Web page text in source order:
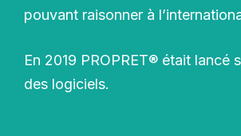
pouvant raisonner à
En 2019 PROPRET® était lancé
des logiciels.